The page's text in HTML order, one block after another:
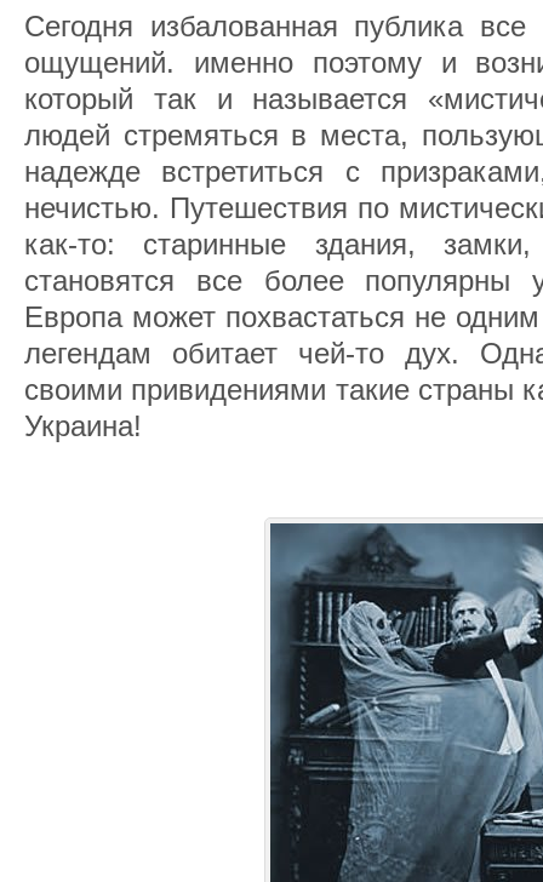
Сегодня избалованная публика
ощущений. именно поэтому и
который так и называется
людей стремяться в места,
надежде встретиться с
нечистью. Путешествия по
как-то: старинные здания,
становятся все более популярны
Европа может похвастаться не
легендам обитает чей-то дух.
своими привидениями такие страны
Украина!